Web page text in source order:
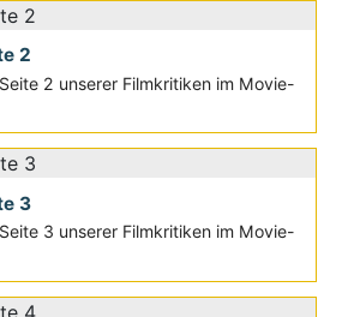
2
2 unserer Filmkritiken im Movie-
3
3 unserer Filmkritiken im Movie-